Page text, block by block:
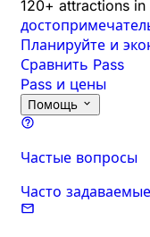
120+ attractions in
Планируйте и
Сравнить Pass
Pass и цены
Помощь
Частые вопросы
Часто